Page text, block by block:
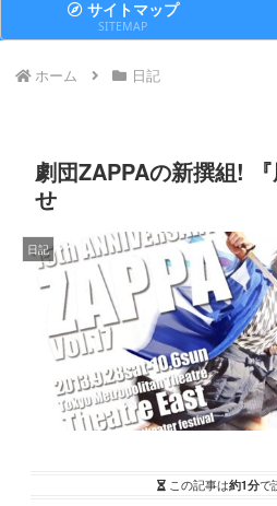
サイトマップ
SITEMAP
ホーム 日記
劇団ZAPPAの新撰組!
せ
日記
この記事は約1分で